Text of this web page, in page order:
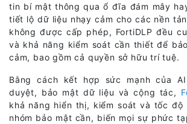
tin bí mật thông qua ổ đĩa đám mây
tiết lộ dữ liệu nhạy cảm cho các nền
không được cấp phép, FortiDLP đều
và khả năng kiểm soát cần thiết để
cảm, bao gồm cả quyền sở hữu trí tuệ.
Bằng cách kết hợp sức mạnh của
duyệt, bảo mật dữ liệu và cộng tác,
khả năng hiển thị, kiểm soát và tốc độ
nhóm bảo mật cần, biến mọi sự phức